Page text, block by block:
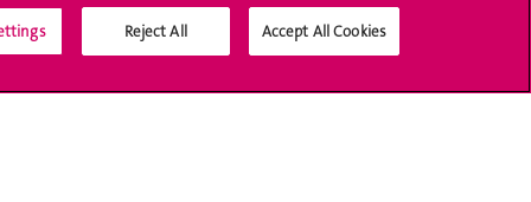
Reject All Accept All Cookies